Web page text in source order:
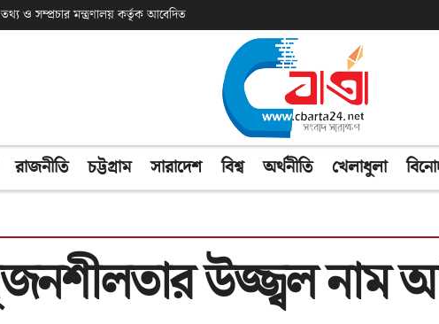
তথ্য ও সম্প্রচার মন্ত্রণালয় কর্তৃক আবেদিত
রাজনীতি চট্টগ্রাম সারাদেশ বিশ্ব অর্থনীতি খেলাধুলা
উজ্জ্বল নাম